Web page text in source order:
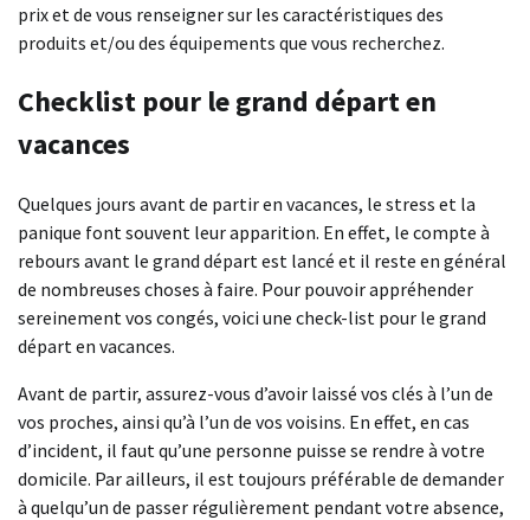
prix et de vous renseigner sur les caractéristiques des
produits et/ou des équipements que vous recherchez.
Checklist pour le grand départ en
vacances
Quelques jours avant de partir en vacances, le stress et la
panique font souvent leur apparition. En effet, le compte à
rebours avant le grand départ est lancé et il reste en général
de nombreuses choses à faire. Pour pouvoir appréhender
sereinement vos congés, voici une check-list pour le grand
départ en vacances.
Avant de partir, assurez-vous d’avoir laissé vos clés à l’un de
vos proches, ainsi qu’à l’un de vos voisins. En effet, en cas
d’incident, il faut qu’une personne puisse se rendre à votre
domicile. Par ailleurs, il est toujours préférable de demander
à quelqu’un de passer régulièrement pendant votre absence,